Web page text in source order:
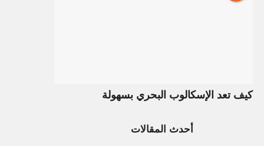
كيف تعد الإسكالوب البحري بسهولة
أحدث المقالات